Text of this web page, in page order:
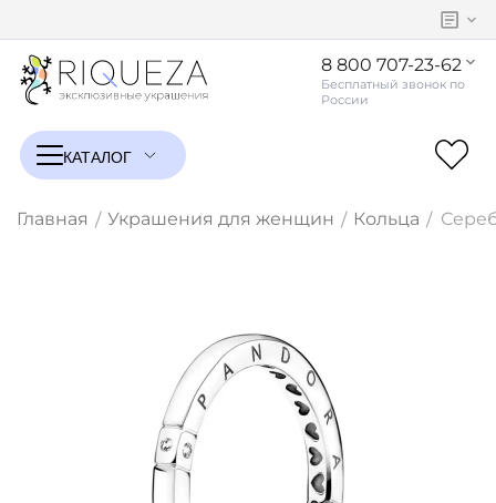
8 800 707-23-62
Главная / Украшения для женщин / Кольца /